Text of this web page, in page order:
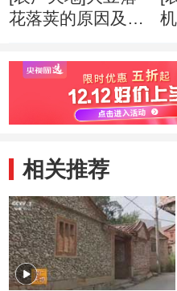
花落荚的原因及预
相关推荐